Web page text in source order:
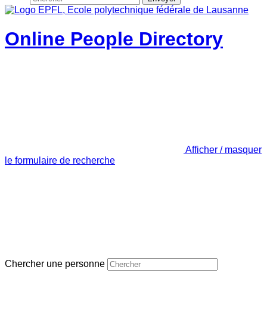
Online People Directory
Afficher / masquer
le formulaire de recherche
Chercher une personne